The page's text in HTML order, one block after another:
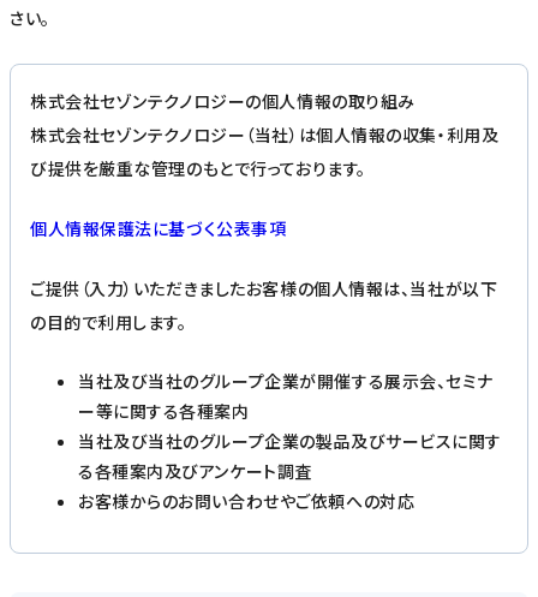
さい。
株式会社セゾンテクノロジーの個人情報の取り組み
株式会社セゾンテクノロジー（当社）は個人情報の収集・利用及
び提供を厳重な管理のもとで行っております。
個人情報保護法に基づく公表事項
ご提供（入力）いただきましたお客様の個人情報は、当社が以下
の目的で利用します。
当社及び当社のグループ企業が開催する展示会、セミナ
ー等に関する各種案内
当社及び当社のグループ企業の製品及びサービスに関す
る各種案内及びアンケート調査
お客様からのお問い合わせやご依頼への対応